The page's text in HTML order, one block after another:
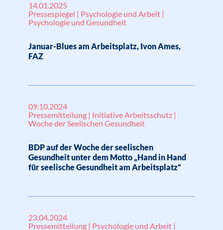
14.01.2025
Pressespiegel | Psychologie und Arbeit |
Psychologie und Gesundheit
Januar-Blues am Arbeitsplatz, Ivon Ames,
FAZ
09.10.2024
Pressemitteilung | Initiative Arbeitsschutz |
Woche der Seelischen Gesundheit
BDP auf der Woche der seelischen
Gesundheit unter dem Motto „Hand in Hand
für seelische Gesundheit am Arbeitsplatz“
23.04.2024
Pressemitteilung | Psychologie und Arbeit |